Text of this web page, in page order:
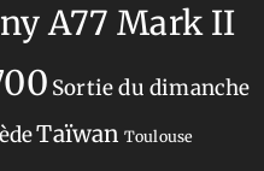
A77 Mark II
Sortie du dimanche
Taïwan Toulouse